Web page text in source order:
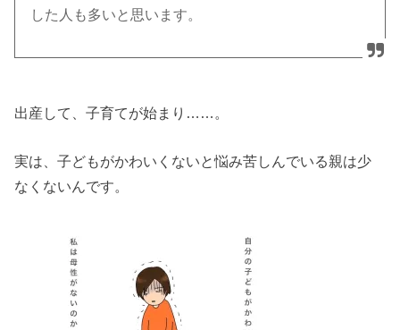
した人も多いと思います。
出産して、子育てが始まり……。
実は、子どもがかわいくないと悩み苦しんでいる親は少
なくないんです。